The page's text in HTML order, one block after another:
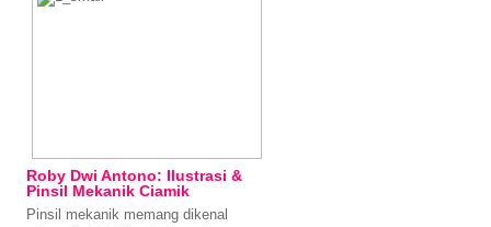
Roby Dwi Antono: Ilustrasi &
Pinsil Mekanik Ciamik
Pinsil mekanik memang dikenal